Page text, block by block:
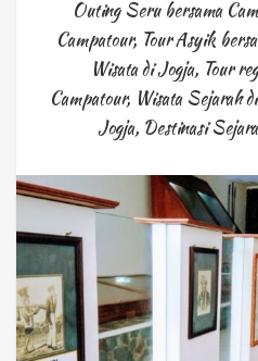
Outing Seru bersama
Campatour, Tour Asyik
Wisata di Jogja, Tour
Campatour, Wisata Sejarah
Jogja, Destinasi